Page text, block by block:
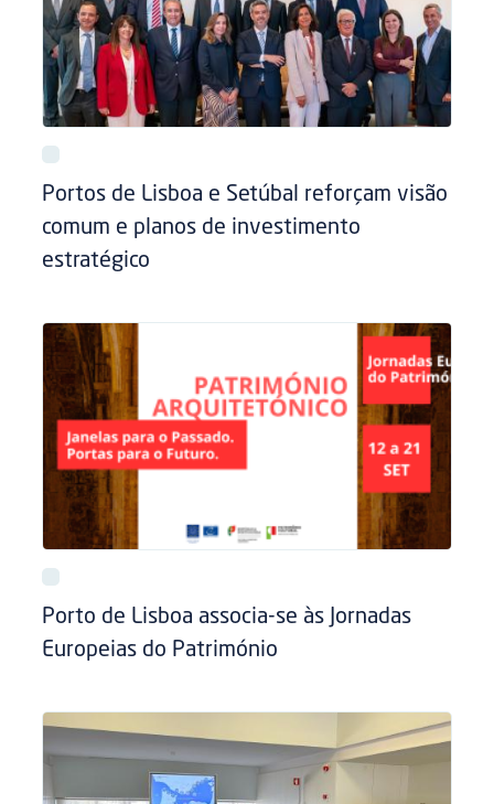
Portos de Lisboa e Setúbal reforçam visão
comum e planos de investimento
estratégico
Porto de Lisboa associa-se às Jornadas
Europeias do Património